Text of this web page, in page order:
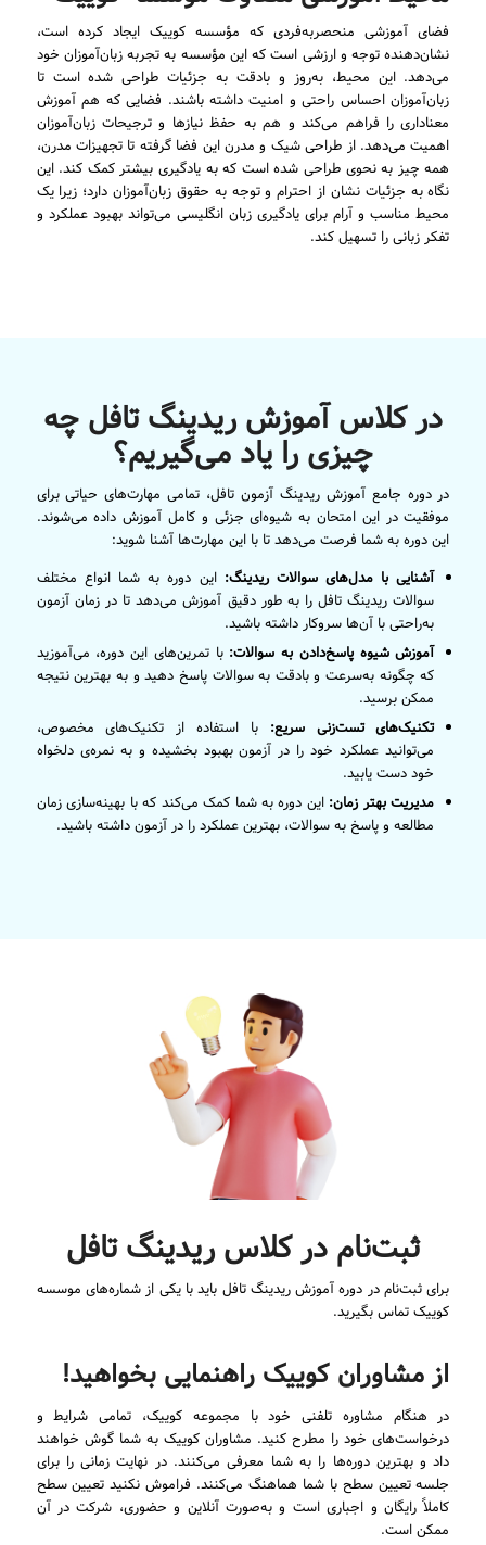
فضای آموزشی منحصربه‌فردی که مؤسسه کوییک ایجاد کرده است،
نشان‌دهنده توجه و ارزشی است که این مؤسسه به تجربه زبان‌آموزان خود
می‌دهد. این محیط، به‌روز و بادقت به جزئیات طراحی شده است تا
زبان‌آموزان احساس راحتی و امنیت داشته باشند. فضایی که هم آموزش
معناداری را فراهم می‌کند و هم به حفظ نیازها و ترجیحات زبان‌آموزان
اهمیت می‌دهد. از طراحی شیک و مدرن این فضا گرفته تا تجهیزات مدرن،
همه چیز به نحوی طراحی شده است که به یادگیری بیشتر کمک کند. این
نگاه به جزئیات نشان از احترام و توجه به حقوق زبان‌آموزان دارد؛ زیرا یک
محیط مناسب و آرام برای یادگیری زبان انگلیسی می‌تواند بهبود عملکرد و
تفکر زبانی را تسهیل کند.
در کلاس آموزش ریدینگ تافل چه
چیزی را یاد می‌گیریم؟
در دوره جامع آموزش ریدینگ آزمون تافل، تمامی مهارت‌های حیاتی برای
موفقیت در این امتحان به شیوه‌ای جزئی و کامل آموزش داده می‌شوند.
این دوره به شما فرصت می‌دهد تا با این مهارت‌ها آشنا شوید:
آشنایی با مدل‌های سوالات ریدینگ: این دوره به شما انواع مختلف
سوالات ریدینگ تافل را به طور دقیق آموزش می‌دهد تا در زمان آزمون
به‌راحتی با آن‌ها سروکار داشته باشید.
آموزش شیوه پاسخ‌دادن به سوالات: با تمرین‌های این دوره، می‌آموزید
که چگونه به‌سرعت و بادقت به سوالات پاسخ دهید و به بهترین نتیجه
ممکن برسید.
تکنیک‌های تست‌زنی سریع: با استفاده از تکنیک‌های مخصوص،
می‌توانید عملکرد خود را در آزمون بهبود بخشیده و به نمره‌ی دلخواه
خود دست یابید.
مدیریت بهتر زمان: این دوره به شما کمک می‌کند که با بهینه‌سازی زمان
مطالعه و پاسخ به سوالات، بهترین عملکرد را در آزمون داشته باشید.
ثبت‌نام در کلاس ریدینگ تافل
برای ثبت‌نام در دوره آموزش ریدینگ تافل باید با یکی از شماره‌های موسسه
کوییک تماس بگیرید.
از مشاوران کوییک راهنمایی بخواهید!
در هنگام مشاوره تلفنی خود با مجموعه کوییک، تمامی شرایط و
درخواست‌های خود را مطرح کنید. مشاوران کوییک به شما گوش خواهند
داد و بهترین دوره‌ها را به شما معرفی می‌کنند. در نهایت زمانی را برای
جلسه تعیین سطح با شما هماهنگ می‌کنند. فراموش نکنید تعیین سطح
کاملاً رایگان و اجباری است و به‌صورت آنلاین و حضوری، شرکت در آن
ممکن است.